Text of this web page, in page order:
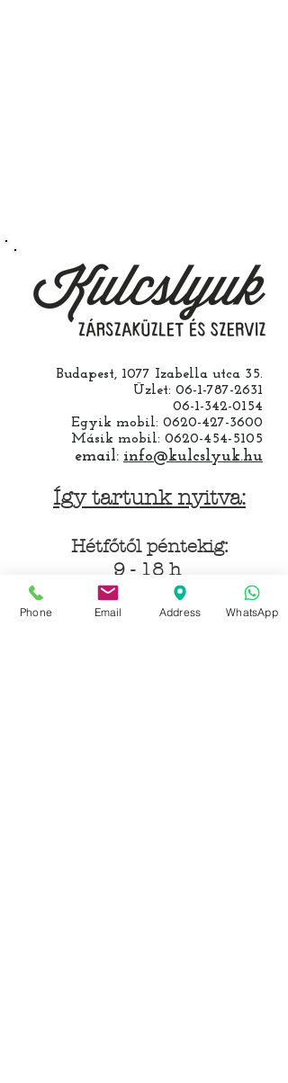
Budapest, 1077 Izabella utca 35.
Üzlet: 06-1-787-2631
06-1-342-0154
Egyik mobil: 0620-427-3600
Másik mobil: 0620-454-5105
email: info@kulcslyuk.hu
Így tartunk nyitva:
Hétfőtől péntekig:
9 - 18 h
Phone Email Address WhatsApp